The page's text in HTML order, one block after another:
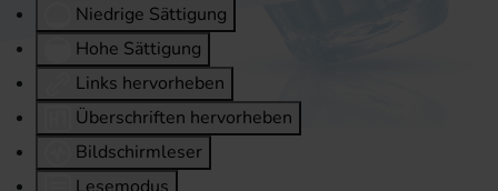
Niedrige Sättigung
Hohe Sättigung
Links hervorheben
Überschriften hervorheben
Bildschirmleser